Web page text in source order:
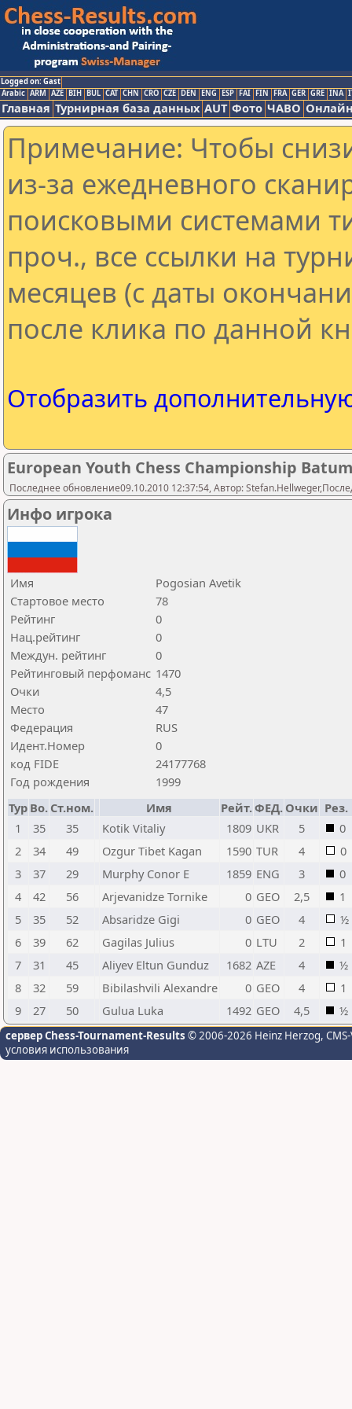
Logged on: Gast
Arabic ARM AZE BIH BUL CAT CHN CRO CZE DEN ENG ESP FAI FIN FRA GER GRE INA
Главная Турнирная база данных AUT Фото ЧАВО
Примечание: Чтобы
из-за ежедневного
поисковыми системами
проч., все ссылки на
месяцев (с даты
после клика по данной
Отобразить
European Youth Chess Championship
Последнее обновление09.10.2010 12:37:54, Автор:
Инфо игрока
Имя
Pogosian Avetik
Стартовое место
78
Рейтинг
0
Нац.рейтинг
0
Междун. рейтинг
0
Рейтинговый перфоманс 1470
Очки
4,5
Место
47
Федерация
RUS
Идент.Номер
0
код FIDE
24177768
Год рождения
1999
Тур Bo. Ст.ном. Имя Рейт.ФЕД. Очки Рез.
1
35 35 Kotik Vitaliy 1809 UKR 5
0
2
34 49 Ozgur Tibet Kagan 1590 TUR 4
0
3
37 29 Murphy Conor E 1859 ENG 3
0
4
42 56 Arjevanidze Tornike 0 GEO 2,5
1
5
35 52 Absaridze Gigi 0 GEO 4
½
6
39 62 Gagilas Julius 0 LTU 2
1
7
31 45 Aliyev Eltun Gunduz 1682 AZE 4
½
8
32 59 Bibilashvili Alexandre 0 GEO 4
1
9
27 50 Gulua Luka 1492 GEO 4,5 ½
сервер Chess-Tournament-Results © 2006-2026 Heinz Herzog,
условия использования